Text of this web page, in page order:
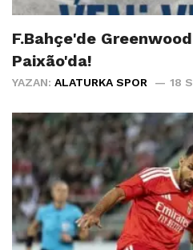
F.Bahçe'de
Paixão'da!
YAZAN: ALATURKA SPOR 18